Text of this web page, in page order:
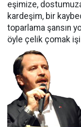
eşimize,
kardeşim, bir
toparlama şansın
öyle çelik çomak